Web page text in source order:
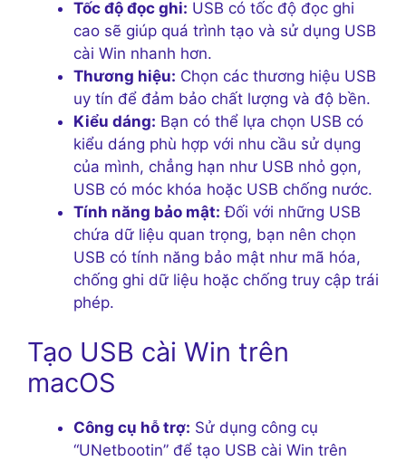
Tốc độ đọc ghi: USB có tốc độ đọc ghi
cao sẽ giúp quá trình tạo và sử dụng USB
cài Win nhanh hơn.
Thương hiệu: Chọn các thương hiệu USB
uy tín để đảm bảo chất lượng và độ bền.
Kiểu dáng: Bạn có thể lựa chọn USB có
kiểu dáng phù hợp với nhu cầu sử dụng
của mình, chẳng hạn như USB nhỏ gọn,
USB có móc khóa hoặc USB chống nước.
Tính năng bảo mật: Đối với những USB
chứa dữ liệu quan trọng, bạn nên chọn
USB có tính năng bảo mật như mã hóa,
chống ghi dữ liệu hoặc chống truy cập trái
phép.
Tạo USB cài Win trên
macOS
Công cụ hỗ trợ: Sử dụng công cụ
“UNetbootin” để tạo USB cài Win trên